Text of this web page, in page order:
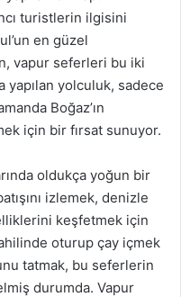
turistlerin ilgisini
en güzel
vapur seferleri bu iki
yapılan yolculuk, sadece
Boğaz’ın
için bir fırsat sunuyor.
oldukça yoğun bir
izlemek, denizle
keşfetmek için
oturup çay içmek
tatmak, bu seferlerin
durumda. Vapur